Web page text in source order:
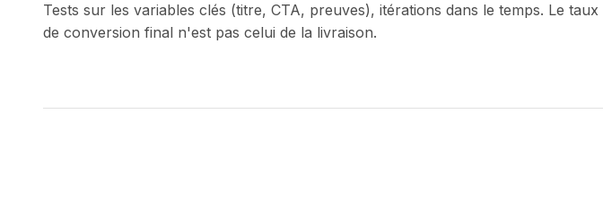
Tests sur les variables clés (titre, CTA, preuves), itérations dans le temps. Le taux
de conversion final n'est pas celui de la livraison.